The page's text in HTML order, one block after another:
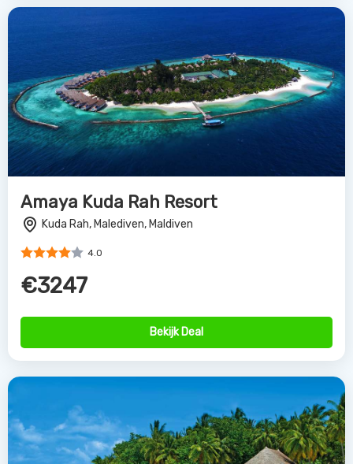
Amaya Kuda Rah Resort
Kuda Rah, Malediven, Maldiven
4.0
€3247
Bekijk Deal